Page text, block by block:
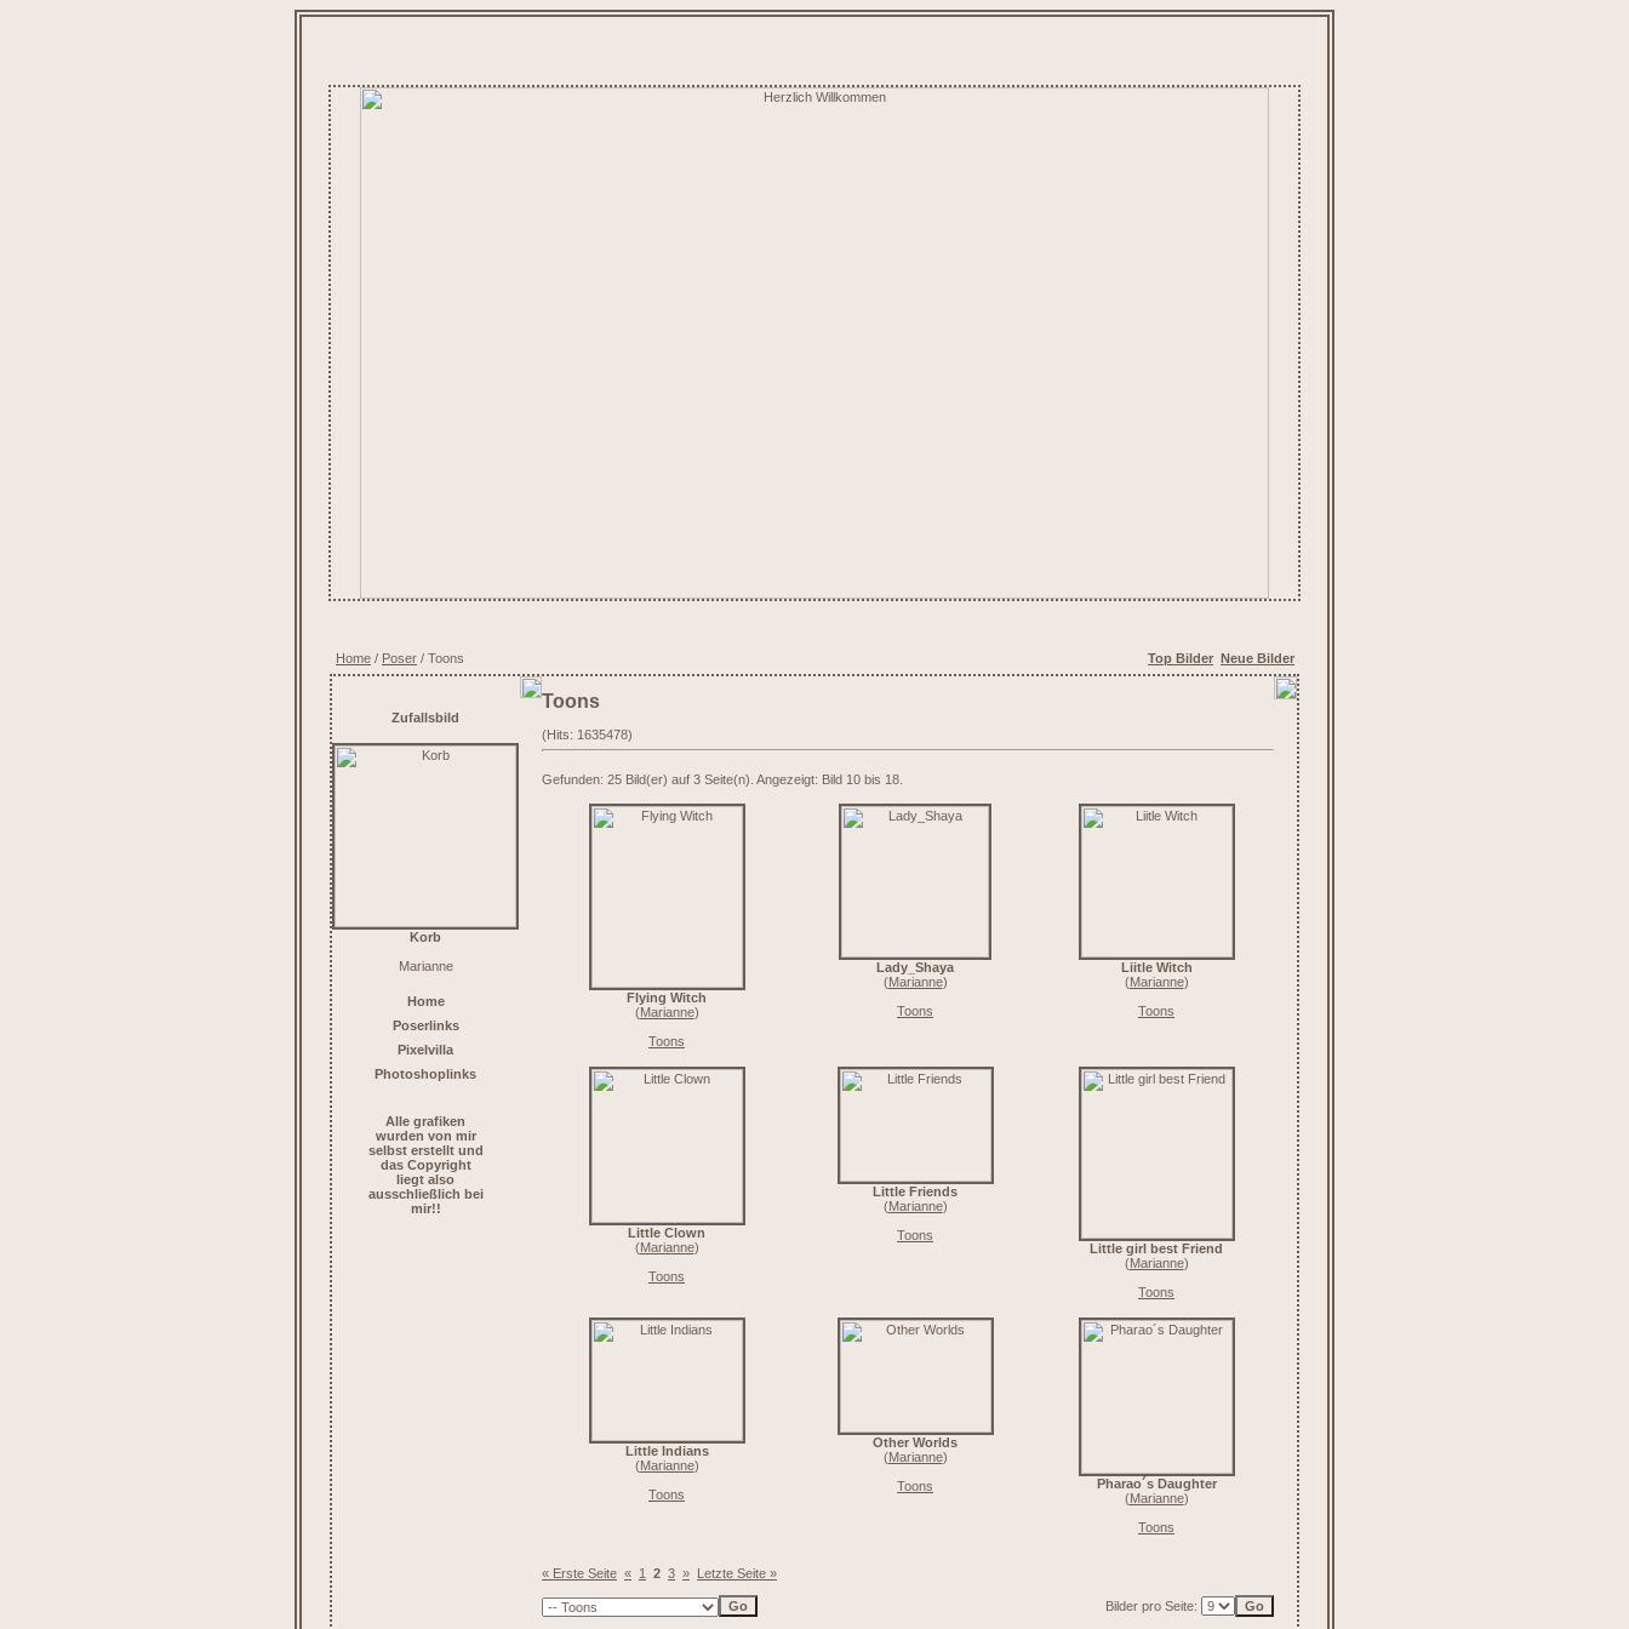
Home / Poser / Toons Top Bilder Neue Bilder
Zufallsbild
Korb
Marianne
Home
Poserlinks
Pixelvilla
Photoshoplinks
Alle grafiken
wurden von mir
selbst erstellt und
das Copyright
liegt also
ausschließlich bei
mir!!
Toons
(Hits: 1635478)
Gefunden: 25 Bild(er) auf 3 Seite(n). Angezeigt: Bild 10 bis 18.
Flying Witch
(Marianne)
Toons
Lady_Shaya
(Marianne)
Toons
Liitle Witch
(Marianne)
Toons
Little Clown
(Marianne)
Toons
Little Friends
(Marianne)
Toons
Little girl best Friend
(Marianne)
Toons
Little Indians
(Marianne)
Toons
Other Worlds
(Marianne)
Toons
Pharao´s Daughter
(Marianne)
Toons
« Erste Seite « 1 2 3 » Letzte Seite »
Bilder pro Seite: